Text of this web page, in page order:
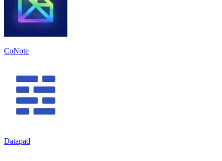
CoNote
Datapad